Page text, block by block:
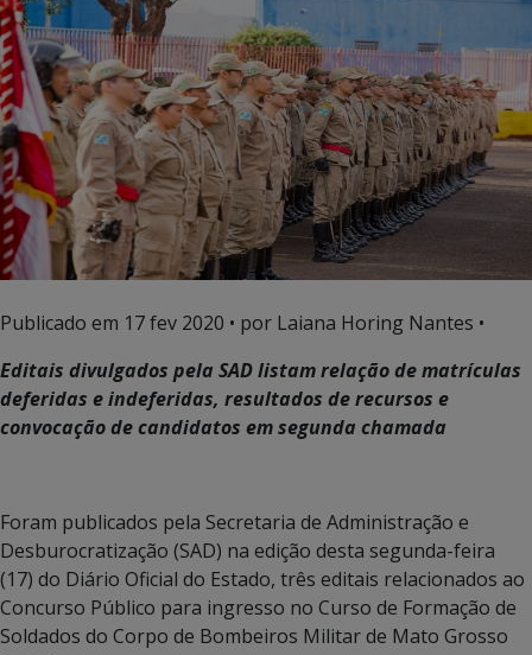
Publicado em 17 fev 2020 • por Laiana Horing Nantes •
Editais divulgados pela SAD listam relação de matrículas
deferidas e indeferidas, resultados de recursos e
convocação de candidatos em segunda chamada
Foram publicados pela Secretaria de Administração e
Desburocratização (SAD) na edição desta segunda-feira
(17) do Diário Oficial do Estado, três editais relacionados ao
Concurso Público para ingresso no Curso de Formação de
Soldados do Corpo de Bombeiros Militar de Mato Grosso